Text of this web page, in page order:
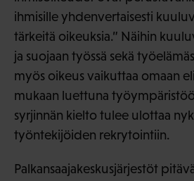
ihmisille yhdenvertaisesti
tärkeitä oikeuksia.” Näihin
ja suojaan työssä sekä
myös oikeus vaikuttaa omaan
mukaan luettuna
syrjinnän kielto tulee ulottaa
työntekijöiden rekrytointiin.
Palkansaajakeskusjärjestöt